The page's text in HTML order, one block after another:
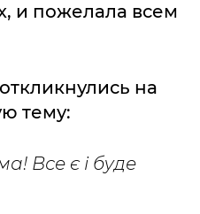
и пожелала всем
на
тему:
Все є і буде